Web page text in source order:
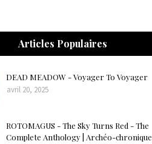
Articles Populaires
DEAD MEADOW - Voyager To Voyager
avril 20, 2025
ROTOMAGUS - The Sky Turns Red - The
Complete Anthology | Archéo-chronique